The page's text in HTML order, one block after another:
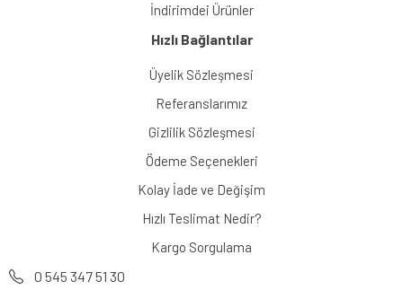
İndirimdei Ürünler
Hızlı Bağlantılar
Üyelik Sözleşmesi
Referanslarımız
Gizlilik Sözleşmesi
Ödeme Seçenekleri
Kolay İade ve Değişim
Hızlı Teslimat Nedir?
Kargo Sorgulama
0 545 347 51 30